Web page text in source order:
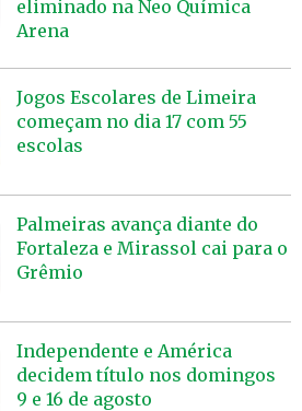
eliminado na Neo Química
Arena
Jogos Escolares de Limeira
começam no dia 17 com 55
escolas
Palmeiras avança diante do
Fortaleza e Mirassol cai para o
Grêmio
Independente e América
decidem título nos domingos
9 e 16 de agosto